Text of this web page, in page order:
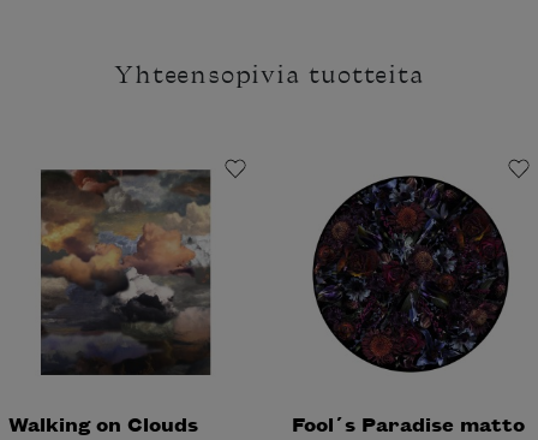
Yhteensopivia tuotteita
Walking on Clouds
Fool´s Paradise matto